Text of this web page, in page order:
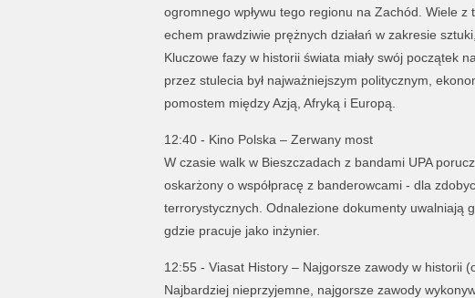
ogromnego wpływu tego regionu na Zachód. Wiele z
echem prawdziwie prężnych działań w zakresie
Kluczowe fazy w historii świata miały swój początek
przez stulecia był najważniejszym politycznym,
pomostem między Azją, Afryką i Europą.
12:40 - Kino Polska – Zerwany most
W czasie walk w Bieszczadach z bandami UPA
oskarżony o współpracę z banderowcami - dla
terrorystycznych. Odnalezione dokumenty uwalniają
gdzie pracuje jako inżynier.
12:55 - Viasat History – Najgorsze zawody w historii
Najbardziej nieprzyjemne, najgorsze zawody